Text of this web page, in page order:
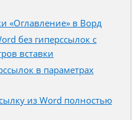
«Оглавление» в Ворд
без гиперссылок с
вставки
в параметрах
из Word полностью